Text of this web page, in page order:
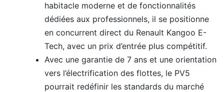
habitacle moderne et de fonctionnalités
dédiées aux professionnels, il se positionne
en concurrent direct du Renault Kangoo E-
Tech, avec un prix d’entrée plus compétitif.
Avec une garantie de 7 ans et une orientation
vers l’électrification des flottes, le PV5
pourrait redéfinir les standards du marché